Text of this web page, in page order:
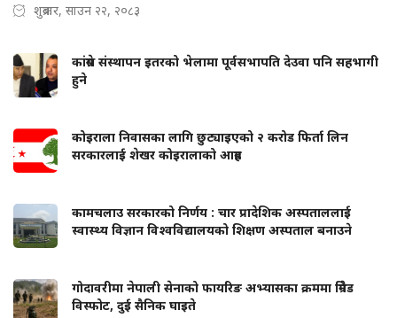
शुक्रबार, साउन २२, २०८३
कांग्रेस संस्थापन इतरको भेलामा पूर्वसभापति देउवा पनि सहभागी
हुने
कोइराला निवासका लागि छुट्याइएको २ करोड फिर्ता लिन
सरकारलाई शेखर कोइरालाको आग्रह
कामचलाउ सरकारको निर्णय : चार प्रादेशिक अस्पताललाई
स्वास्थ्य विज्ञान विश्वविद्यालयको शिक्षण अस्पताल बनाउने
गोदावरीमा नेपाली सेनाको फायरिङ अभ्यासका क्रममा ग्रिनेड
विस्फोट, दुई सैनिक घाइते